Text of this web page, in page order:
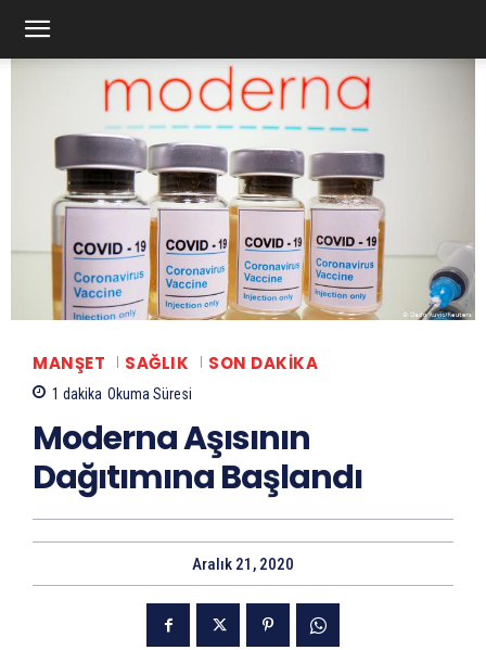
MANŞET SAĞLIK SON DAKIKA
1 dakika Okuma Süresi
Moderna Aşısının
Dağıtımına Başlandı
Aralık 21, 2020